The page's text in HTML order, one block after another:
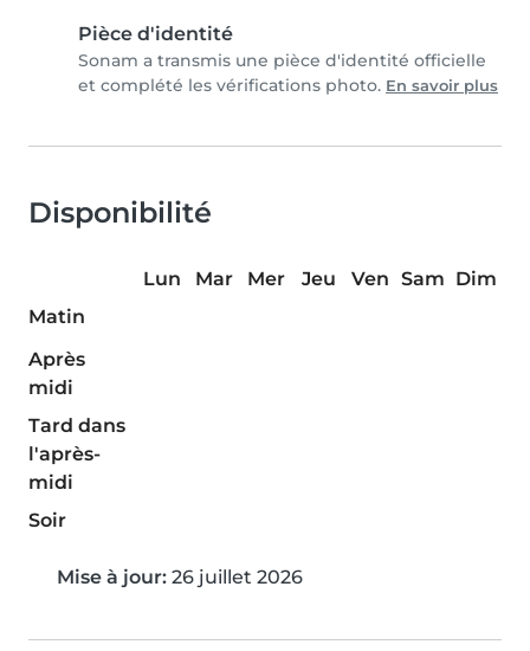
Pièce d'identité
Sonam a transmis une pièce d'identité officielle
et complété les vérifications photo. En savoir plus
Disponibilité
Lun Mar Mer Jeu Ven Sam Dim
Matin
Après
midi
Tard dans
l'après-
midi
Soir
Mise à jour: 26 juillet 2026